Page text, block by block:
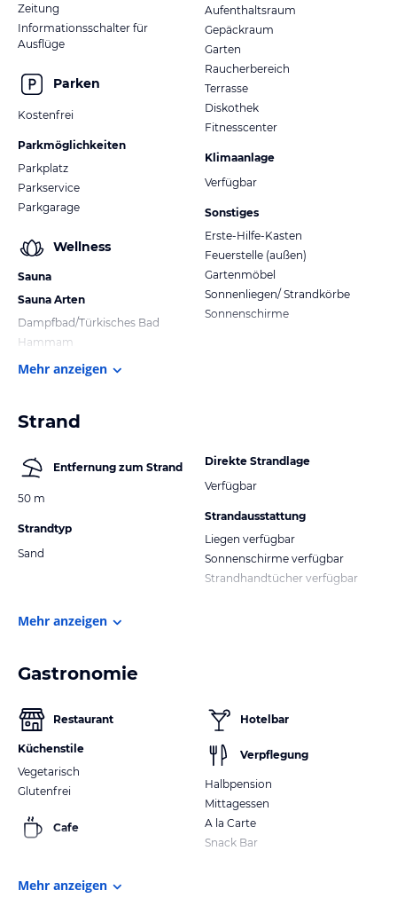
Zeitung
Informationsschalter für
Ausflüge
Parken
Kostenfrei
Parkmöglichkeiten
Parkplatz
Parkservice
Parkgarage
Wellness
Sauna
Sauna Arten
Dampfbad/Türkisches Bad
Hammam
Aufenthaltsraum
Gepäckraum
Garten
Raucherbereich
Terrasse
Diskothek
Fitnesscenter
Klimaanlage
Verfügbar
Sonstiges
Erste-Hilfe-Kasten
Feuerstelle (außen)
Gartenmöbel
Sonnenliegen/ Strandkörbe
Sonnenschirme
Mehr anzeigen
Strand
Entfernung zum Strand
50 m
Strandtyp
Sand
Direkte Strandlage
Verfügbar
Strandausstattung
Liegen verfügbar
Sonnenschirme verfügbar
Strandhandtücher verfügbar
Mehr anzeigen
Gastronomie
Restaurant
Küchenstile
Vegetarisch
Glutenfrei
Cafe
Hotelbar
Verpflegung
Halbpension
Mittagessen
A la Carte
Snack Bar
Mehr anzeigen